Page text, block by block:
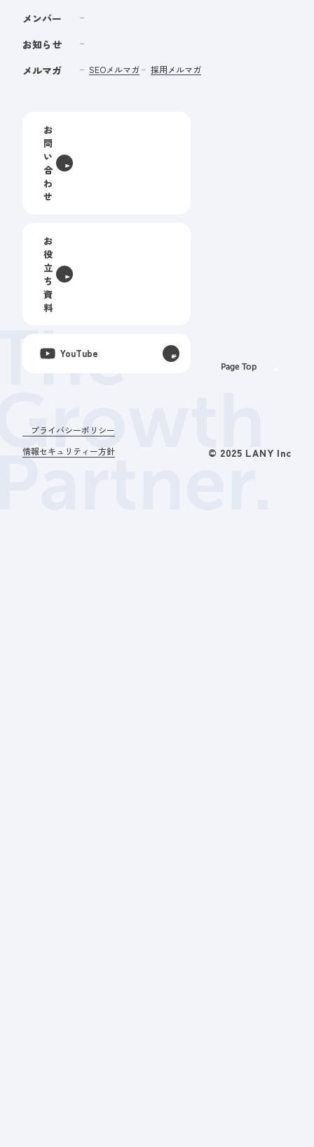
プライバシーポリシー
情報セキュリティー方針
© 2025 LANY Inc
メンバー
お知らせ
メルマガ
SEOメルマガ 採用メルマガ
お
問
い
合
わ
せ
お
役
立
ち
資
料
YouTube
Page Top